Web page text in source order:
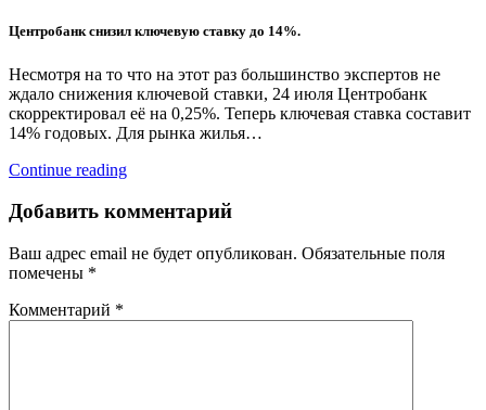
Центробанк снизил ключевую ставку до 14%.
Несмотря на то что на этот раз большинство экспертов не
ждало снижения ключевой ставки, 24 июля Центробанк
скорректировал её на 0,25%. Теперь ключевая ставка составит
14% годовых. Для рынка жилья…
Continue reading
Добавить комментарий
Ваш адрес email не будет опубликован. Обязательные поля
помечены *
Комментарий *